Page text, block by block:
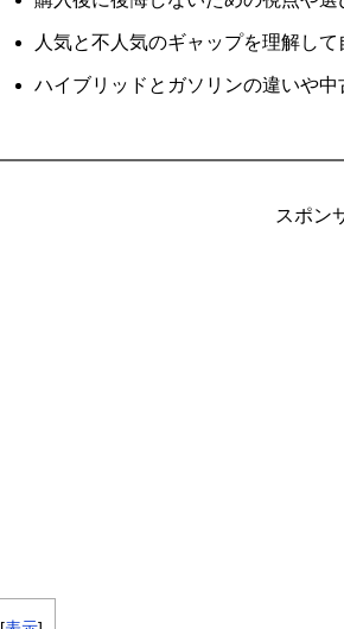
人気と不人気のギャップを理解し
ハイブリッドとガソリンの違いや
スポン